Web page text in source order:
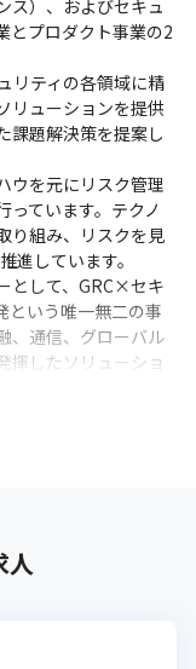
ス）、およびセキュ
とプロダクト事業の2
リティの各領域に精
リューションを提供
課題解決策を提案し
ウを元にリスク管理
っています。テクノ
り組み、リスクを見
進しています。
として、GRC×セキ
という唯一無二の事
、通信、グローバル
揮したソリューショ
ンのもと、ブルー
人